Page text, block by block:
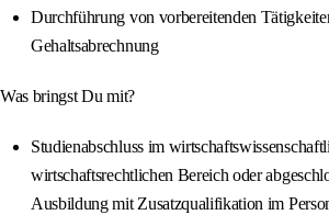
Durchführung von vorbereitenden
Gehaltsabrechnung
Was bringst Du mit?
Studienabschluss im
wirtschaftsrechtlichen Bereich oder
Ausbildung mit Zusatzqualifikation im